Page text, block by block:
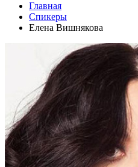
Главная
Спикеры
Елена Вишнякова